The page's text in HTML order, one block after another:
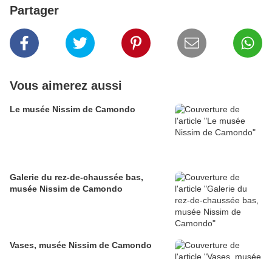
Partager
Vous aimerez aussi
Le musée Nissim de Camondo
Galerie du rez-de-chaussée bas,
musée Nissim de Camondo
Vases, musée Nissim de Camondo